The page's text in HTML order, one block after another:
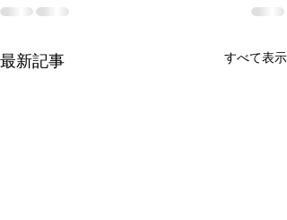
最新記事 すべて表示